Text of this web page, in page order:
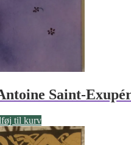
Saint-
til kurv